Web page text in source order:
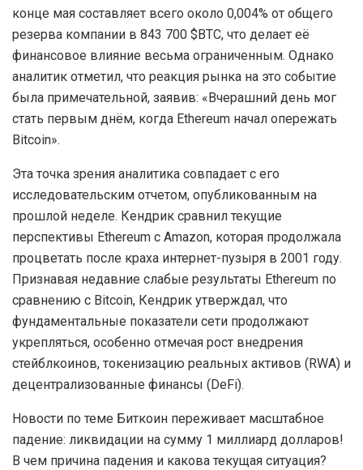
конце мая составляет всего около 0,004% от общего
резерва компании в 843 700 $BTC, что делает её
финансовое влияние весьма ограниченным. Однако
аналитик отметил, что реакция рынка на это событие
была примечательной, заявив: «Вчерашний день мог
стать первым днём, когда Ethereum начал опережать
Bitcoin».
Эта точка зрения аналитика совпадает с его
исследовательским отчетом, опубликованным на
прошлой неделе. Кендрик сравнил текущие
перспективы Ethereum с Amazon, которая продолжала
процветать после краха интернет-пузыря в 2001 году.
Признавая недавние слабые результаты Ethereum по
сравнению с Bitcoin, Кендрик утверждал, что
фундаментальные показатели сети продолжают
укрепляться, особенно отмечая рост внедрения
стейблкоинов, токенизацию реальных активов (RWA) и
децентрализованные финансы (DeFi).
Новости по теме Биткоин переживает масштабное
падение: ликвидации на сумму 1 миллиард долларов!
В чем причина падения и какова текущая ситуация?